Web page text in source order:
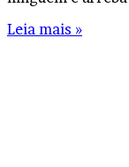
Leia mais »